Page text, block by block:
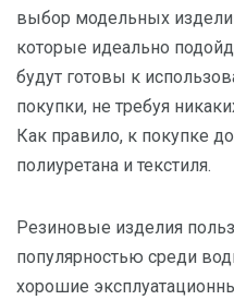
выбор модельных
которые идеально
будут готовы к
покупки, не требуя
Как правило, к покупке
полиуретана и текстиля.
Резиновые изделия
популярностью среди
хорошие